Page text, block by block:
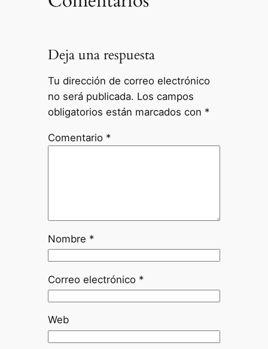
Deja una respuesta
Tu dirección de correo electrónico
no será publicada. Los campos
obligatorios están marcados con *
Comentario *
Nombre *
Correo electrónico *
Web